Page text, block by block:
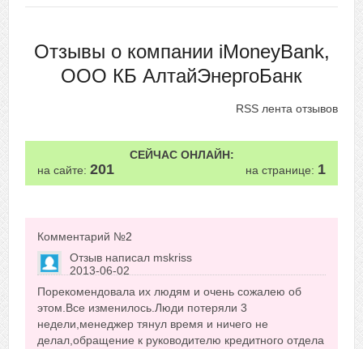
Отзывы о компании iMoneyBank,
ООО КБ АлтайЭнергоБанк
RSS лента отзывов
СЕЙЧАС ОНЛАЙН:
на сайте: 201 на странице: 1
Комментарий №2
Отзыв написал mskriss
2013-06-02
+1
Сказать друзьям об отзыве
Порекомендовала их людям и очень сожалею об
этом.Все изменилось.Люди потеряли 3
недели,менеджер тянул время и ничего не
делал,обращение к руководителю кредитного отдела